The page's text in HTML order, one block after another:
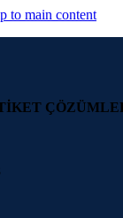
to main content